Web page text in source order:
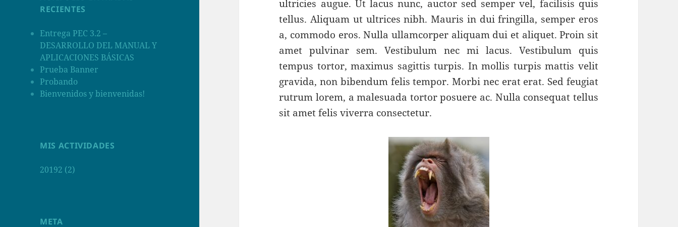
RECIENTES
Entrega PEC 3.2 –
DESARROLLO DEL MANUAL Y
APLICACIONES BÁSICAS
Prueba Banner
Probando
Bienvenidos y bienvenidas!
MIS ACTIVIDADES
20192 (2)
META
ultricies augue. Ut lacus nunc, auctor sed semper vel, facilisis quis
tellus. Aliquam ut ultrices nibh. Mauris in dui fringilla, semper eros
a, commodo eros. Nulla ullamcorper aliquam dui et aliquet. Proin sit
amet pulvinar sem. Vestibulum nec mi lacus. Vestibulum quis
tempus tortor, maximus sagittis turpis. In mollis turpis mattis velit
gravida, non bibendum felis tempor. Morbi nec erat erat. Sed feugiat
rutrum lorem, a malesuada tortor posuere ac. Nulla consequat tellus
sit amet felis viverra consectetur.